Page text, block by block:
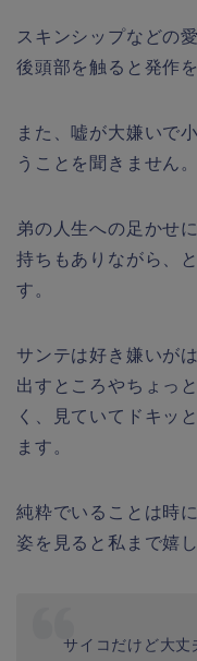
スキンシップなどの
後頭部を触ると発作
また、嘘が大嫌いで
うことを聞きません。
弟の人生への足かせ
持ちもありながら、
す。
サンテは好き嫌いが
出すところやちょっ
く、
見ていてドキッ
ます。
純粋でいることは時
姿を見ると私まで嬉
サイコだけど大丈